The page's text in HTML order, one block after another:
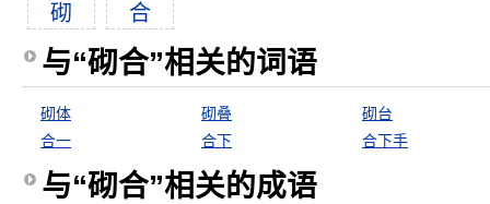
砌 合
与“砌合”相关的词语
砌体 砌叠
砌台
合一
合下 合下手
与“砌合”相关的成语